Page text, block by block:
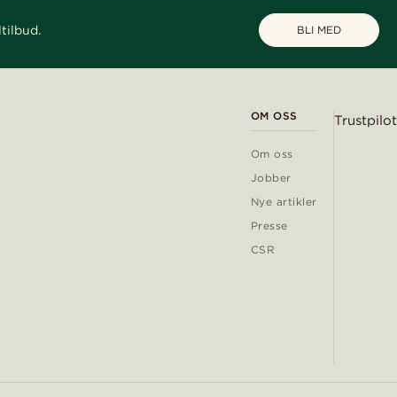
BLI MED
OM OSS
Om oss
Jobber
Nye artikler
Presse
CSR
Trustpilot